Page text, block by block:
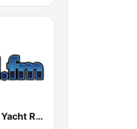
181.fm - Yacht Rock